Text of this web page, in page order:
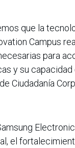
que la
Campus
para
y su
Ciudadanía
el